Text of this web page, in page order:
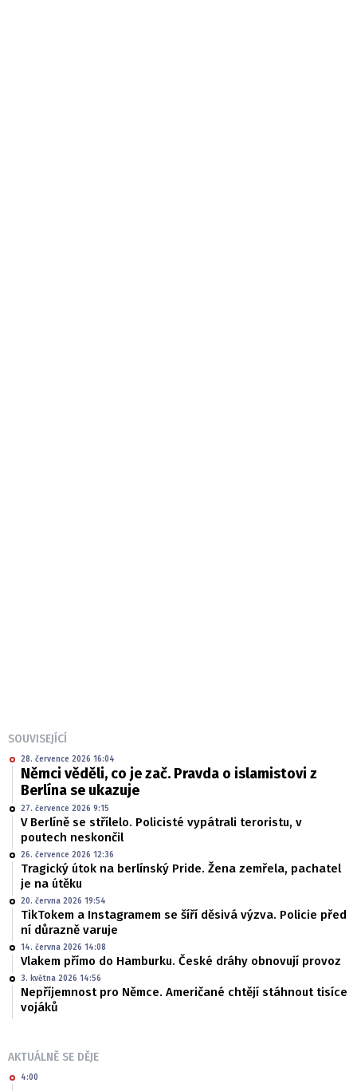
SOUVISEJÍCÍ
28. července 2026 16:04
Němci věděli, co je zač. Pravda o islamistovi z
Berlína se ukazuje
27. července 2026 9:15
V Berlíně se střílelo. Policisté vypátrali teroristu, v
poutech neskončil
26. července 2026 12:36
Tragický útok na berlínský Pride. Žena zemřela, pachatel
je na útěku
20. června 2026 19:54
TikTokem a Instagramem se šíří děsivá výzva. Policie před
ní důrazně varuje
14. června 2026 14:08
Vlakem přímo do Hamburku. České dráhy obnovují provoz
3. května 2026 14:56
Nepříjemnost pro Němce. Američané chtějí stáhnout tisíce
vojáků
AKTUÁLNĚ SE DĚJE
4:00